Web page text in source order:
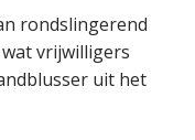
rondslingerend
vrijwilligers
uit het